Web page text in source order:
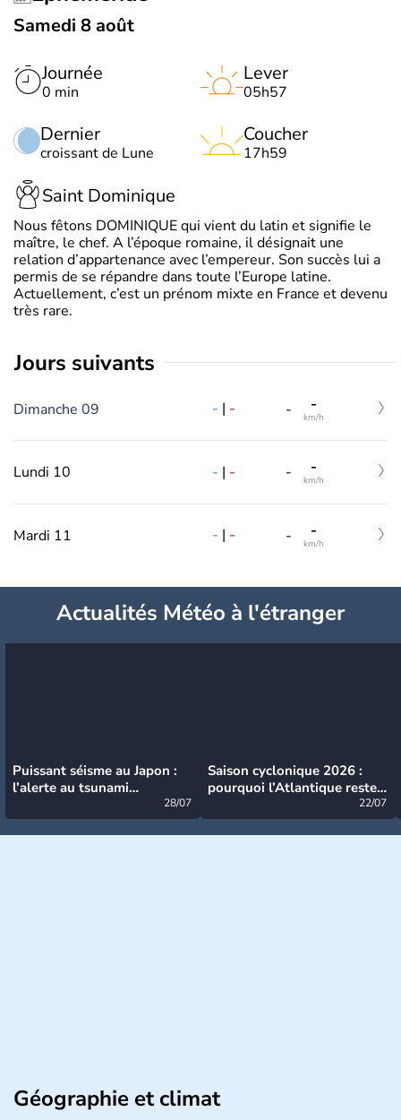
Samedi 8 août
Journée
0 min
Dernier
croissant de Lune
Lever
05h57
Coucher
17h59
Saint Dominique
Nous fêtons DOMINIQUE qui vient du latin et signifie le
maître, le chef. A l’époque romaine, il désignait une
relation d’appartenance avec l’empereur. Son succès lui a
permis de se répandre dans toute l’Europe latine.
Actuellement, c’est un prénom mixte en France et devenu
très rare.
jours suivants
Dimanche 09 - | - - -
km/h
Lundi 10 - | - - -
km/h
Mardi 11 - | - - -
km/h
Actualités Météo à l'étranger
Puissant séisme au Japon :
l’alerte au tsunami
28/07
Saison cyclonique 2026 :
pourquoi l’Atlantique reste
22/07
Géographie et climat